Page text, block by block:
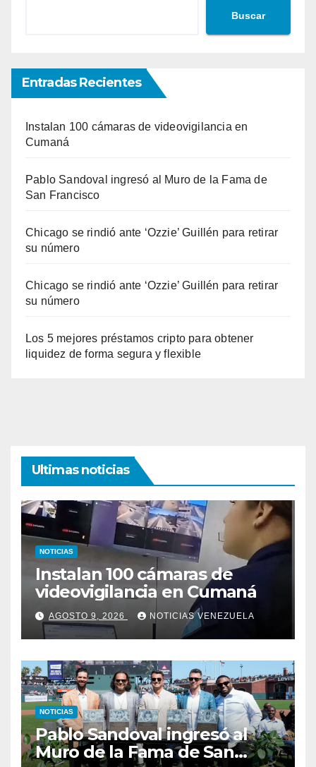
Buscar
Entradas Recientes
Instalan 100 cámaras de videovigilancia en
Cumaná
Pablo Sandoval ingresó al Muro de la Fama de
San Francisco
Chicago se rindió ante ‘Ozzie’ Guillén para retirar
su número
Chicago se rindió ante ‘Ozzie’ Guillén para retirar
su número
Los 5 mejores préstamos cripto para obtener
liquidez de forma segura y flexible
Ultimas noticias
NOTICIAS
Instalan 100 cámaras de
videovigilancia en Cumaná
AGOSTO 9, 2026 NOTICIAS VENEZUELA
NOTICIAS
Pablo Sandoval ingresó al
Muro de la Fama de San